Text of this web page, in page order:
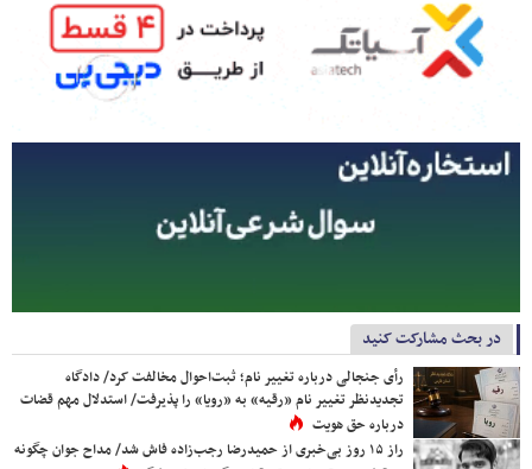
در بحث مشارکت کنید
رأی جنجالی درباره تغییر نام؛ ثبت‌احوال مخالفت کرد/ دادگاه
تجدیدنظر تغییر نام «رقیه» به «رویا» را پذیرفت/ استدلال مهم قضات
درباره حق هویت
راز ۱۵ روز بی‌خبری از حمیدرضا رجب‌زاده فاش شد/ مداح جوان چگونه